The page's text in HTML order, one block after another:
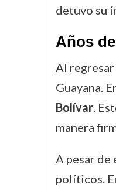
detuvo su
Años
Al
Guayana.
Bolívar.
manera
A pesar
políticos.